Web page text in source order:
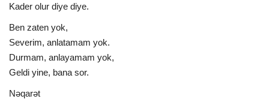
Kader olur diye diye.
Ben zaten yok,
Severim, anlatamam yok.
Durmam, anlayamam yok,
Geldi yine, bana sor.
Nəqarət